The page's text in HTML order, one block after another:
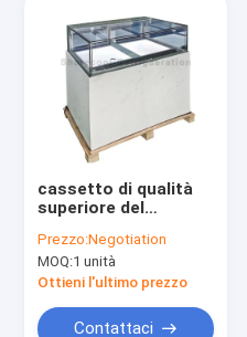
cassetto di qualità
superiore del
LED di cioccolato di
1.2m del frigorifero
più freddo più fresco
Prezzo:Negotiation
MOQ:1 unità
Ottieni l'ultimo prezzo
Contattaci